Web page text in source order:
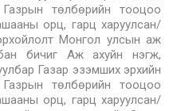
төлбөрийн тооцоо
орц, гарц харуулсан/
Монгол улсын аж
бичиг Аж ахуйн нэгж,
Газар эзэмших эрхийн
төлбөрийн тооцоо
орц, гарц харуулсан/